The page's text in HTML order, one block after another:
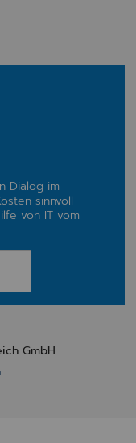
Dialog im
sinnvoll
von IT vom
GmbH